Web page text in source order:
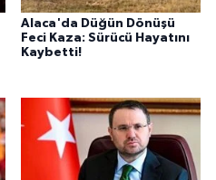
Alaca'da Düğün Dönüşü
Feci Kaza: Sürücü Hayatını
Kaybetti!